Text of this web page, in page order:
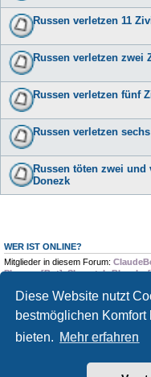
Diese Website nutzt
bestmöglichen
bieten.
Mehr erfahren
Russen verletzen 11
Russen verletzen zwei
Russen verletzen fünf
Russen verletzen
Russen töten zwei
Donezk
WER IST ONLINE?
Mitglieder in diesem Forum:
Pleroma [Bot],Skywatch-Bluesky
Foren-Übersicht
Copyright © 2009 -2026 Ukraine-